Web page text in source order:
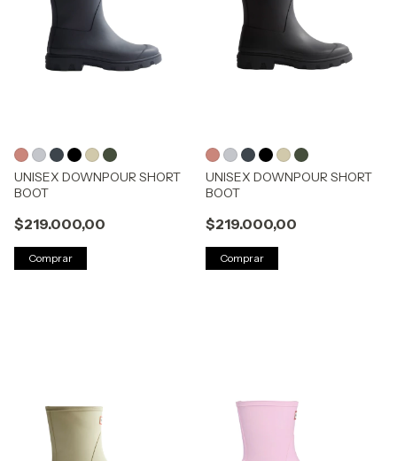
UNISEX DOWNPOUR SHORT
BOOT
$219.000,00
Comprar
UNISEX DOWNPOUR SHORT
BOOT
$219.000,00
Comprar